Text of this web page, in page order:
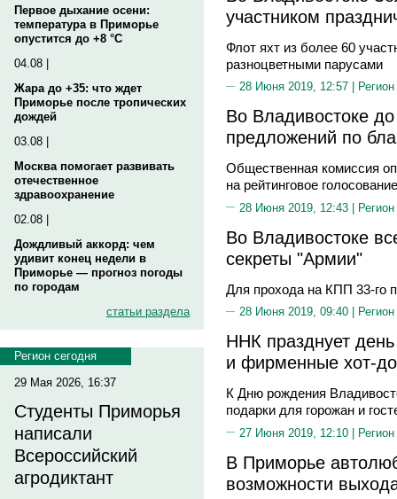
Первое дыхание осени:
температура в Приморье
опустится до +8 °C
04.08 |
Жара до +35: что ждет
Приморье после тропических
дождей
03.08 |
Москва помогает развивать
отечественное
здравоохранение
02.08 |
Дождливый аккорд: чем
удивит конец недели в
Приморье — прогноз погоды
по городам
статьи раздела
Регион сегодня
29 Мая 2026, 16:37
Студенты Приморья
написали
Всероссийский
агродиктант
участником
Флот яхт из более 60
разноцветными парусами
28 Июня 2019, 12:57 |
Во Владивостоке
предложений по
Общественная комиссия
на рейтинговое голосование
28 Июня 2019, 12:43 |
Во Владивостоке
секреты "Армии"
Для прохода на КПП 33-го
28 Июня 2019, 09:40 |
ННК празднует
и фирменные хот-
К Дню рождения
подарки для горожан и
27 Июня 2019, 12:10 |
В Приморье
возможности